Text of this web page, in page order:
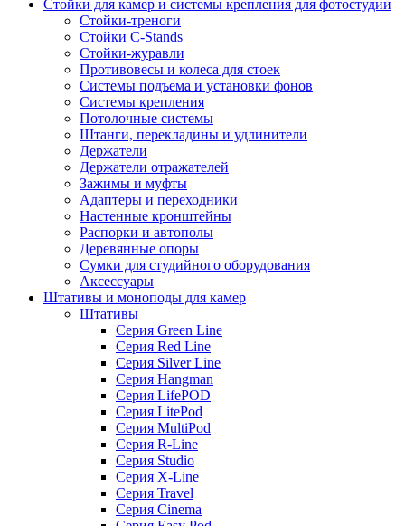
Стойки для камер и системы крепления для фотостудии
Стойки-треноги
Стойки C-Stands
Стойки-журавли
Противовесы и колеса для стоек
Системы подъема и установки фонов
Системы крепления
Потолочные системы
Штанги, перекладины и удлинители
Держатели
Держатели отражателей
Зажимы и муфты
Адаптеры и переходники
Настенные кронштейны
Распорки и автополы
Деревянные опоры
Сумки для студийного оборудования
Аксессуары
Штативы и моноподы для камер
Штативы
Серия Green Line
Серия Red Line
Серия Silver Line
Серия Hangman
Серия LifePOD
Серия LitePod
Серия MultiPod
Серия R-Line
Серия Studio
Серия X-Line
Серия Travel
Серия Cinema